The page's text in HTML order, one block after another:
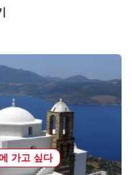
가고 싶다